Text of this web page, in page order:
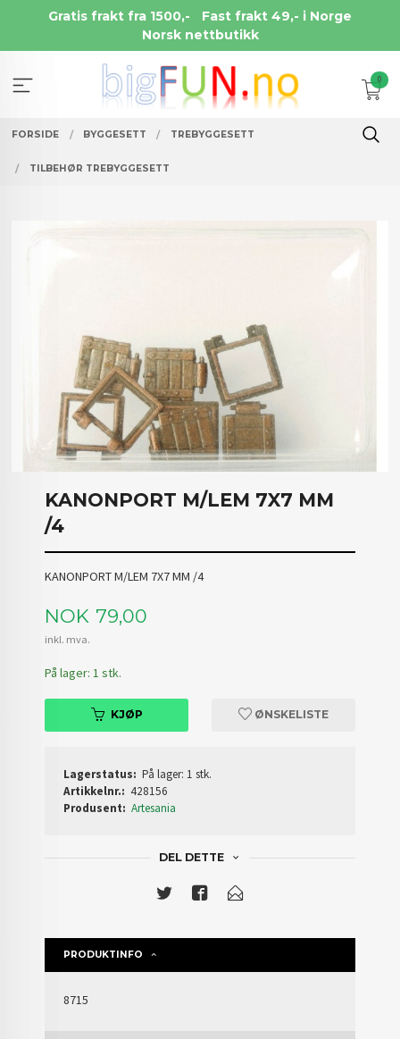
Gratis frakt fra 1500,-
Fast frakt 49,- i Norge
Norsk nettbutikk
0
FORSIDE BYGGESETT TREBYGGESETT
TILBEHØR TREBYGGESETT
KANONPORT M/LEM 7X7 MM
/4
KANONPORT M/LEM 7X7 MM /4
Pris
NOK 79,00
inkl. mva.
På lager: 1 stk.
KJØP ØNSKELISTE
Lagerstatus: På lager: 1 stk.
Artikkelnr.: 428156
Produsent: Artesania
DEL DETTE
PRODUKTINFO
8715